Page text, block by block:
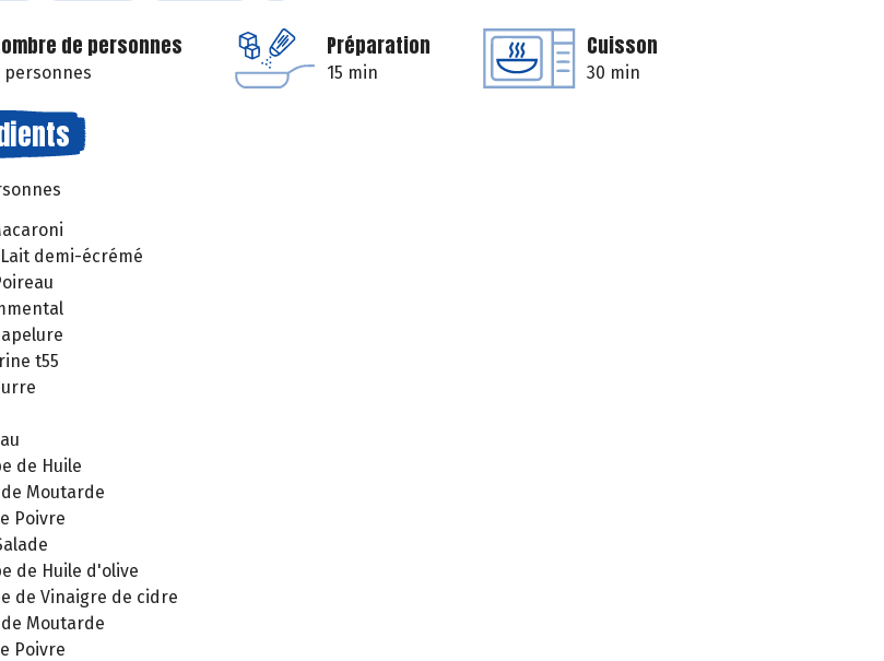
de personnes
personnes
Préparation
15 min
Cuisson
30 min
demi-écrémé
t55
de Huile
Moutarde
Poivre
de Huile d'olive
de Vinaigre de cidre
Moutarde
Poivre